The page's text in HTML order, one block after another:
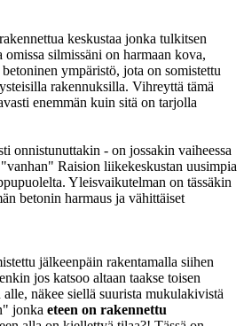
keskustaa jonka tulkitsen
silmissäni on harmaan kova,
ympäristö, jota on somistettu
rakennuksilla. Vihreyttä tämä
enemmän kuin sitä on tarjolla
onnistunuttakin - on jossakin vaiheessa
Raision liikekeskustan uusimpia
Yleisvaikutelman on tässäkin
betonin harmaus ja vähittäiset
jälkeenpäin rakentamalla siihen
jos katsoo altaan taakse toisen
näkee siellä suurista mukulakivistä
jonka eteen on rakennettu